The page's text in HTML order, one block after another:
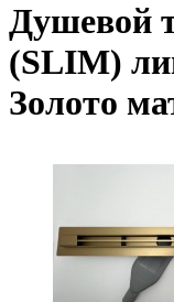
Душевой
(SLIM)
Золото